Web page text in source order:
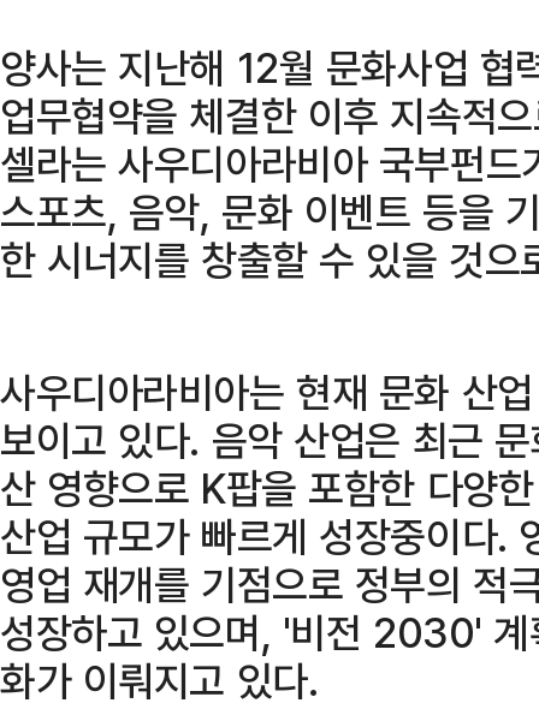
양사는 지난해 12월 문화사업 협
업무협약을 체결한 이후 지속적
셀라는 사우디아라비아 국부펀
스포츠, 음악, 문화 이벤트 등을
한 시너지를 창출할 수 있을 것으
사우디아라비아는 현재 문화 산
보이고 있다. 음악 산업은 최근
산 영향으로 K팝을 포함한 다양
산업 규모가 빠르게 성장중이다
영업 재개를 기점으로 정부의 적
성장하고 있으며, '비전 2030'
화가 이뤄지고 있다.